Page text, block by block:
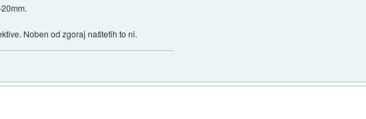
Noben od zgoraj naštetih to ni.